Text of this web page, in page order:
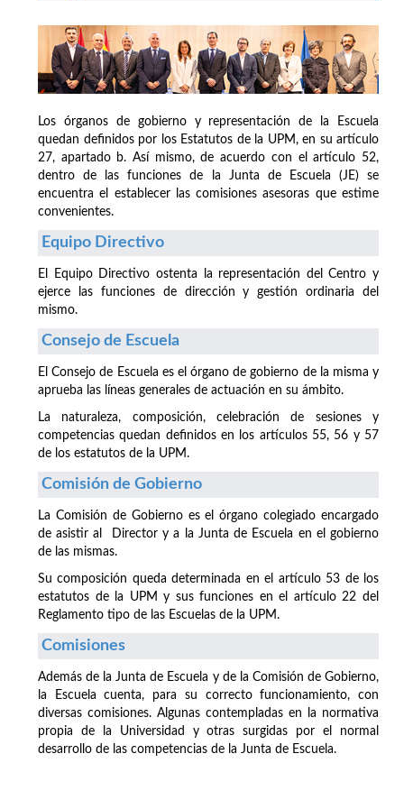
Los órganos de gobierno y representación de la Escuela
quedan definidos por los Estatutos de la UPM, en su artículo
27, apartado b. Así mismo, de acuerdo con el artículo 52,
dentro de las funciones de la Junta de Escuela (JE) se
encuentra el establecer las comisiones asesoras que estime
convenientes.
Equipo Directivo
El Equipo Directivo ostenta la representación del Centro y
ejerce las funciones de dirección y gestión ordinaria del
mismo.
Consejo de Escuela
El Consejo de Escuela es el órgano de gobierno de la misma y
aprueba las líneas generales de actuación en su ámbito.
La naturaleza, composición, celebración de sesiones y
competencias quedan definidos en los artículos 55, 56 y 57
de los estatutos de la UPM.
Comisión de Gobierno
La Comisión de Gobierno es el órgano colegiado encargado
de asistir al Director y a la Junta de Escuela en el gobierno
de las mismas.
Su composición queda determinada en el artículo 53 de los
estatutos de la UPM y sus funciones en el artículo 22 del
Reglamento tipo de las Escuelas de la UPM.
Comisiones
Además de la Junta de Escuela y de la Comisión de Gobierno,
la Escuela cuenta, para su correcto funcionamiento, con
diversas comisiones. Algunas contempladas en la normativa
propia de la Universidad y otras surgidas por el normal
desarrollo de las competencias de la Junta de Escuela.